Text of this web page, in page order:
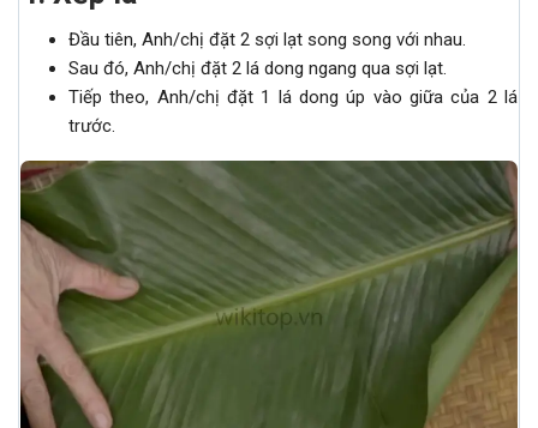
Đầu tiên, Anh/chị đặt 2 sợi lạt song song với nhau.
Sau đó, Anh/chị đặt 2 lá dong ngang qua sợi lạt.
Tiếp theo, Anh/chị đặt 1 lá dong úp vào giữa của 2 lá
trước.